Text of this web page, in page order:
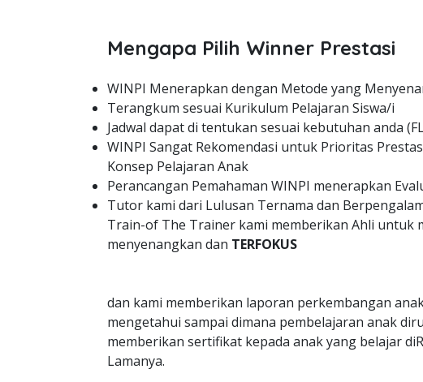
Mengapa Pilih Winner Prestasi
WINPI Menerapkan dengan Metode yang
Terangkum sesuai Kurikulum Pelajaran Siswa/i
Jadwal dapat di tentukan sesuai kebutuhan anda
WINPI Sangat Rekomendasi untuk Prioritas
Konsep Pelajaran Anak
Perancangan Pemahaman WINPI menerapkan
Tutor kami dari Lulusan Ternama dan
Train-of The Trainer kami memberikan Ahli untuk
menyenangkan dan TERFOKUS
dan kami memberikan laporan perkembangan
mengetahui sampai dimana pembelajaran anak
memberikan sertifikat kepada anak yang belajar
Lamanya.